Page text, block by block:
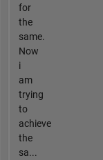
for
the
same.
Now
i
am
trying
to
achieve
the
sa...